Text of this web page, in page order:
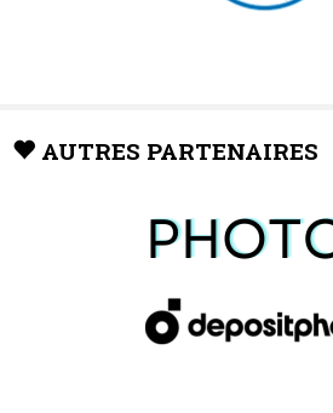
AUTRES PARTENAIRES